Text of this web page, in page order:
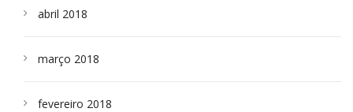
abril 2018
março 2018
fevereiro 2018